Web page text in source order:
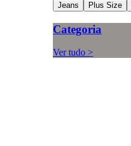
Jeans
Plus Size
Categoria
Ver tudo >